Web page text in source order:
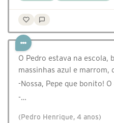
O Pedro estava na escola,
massinhas azul e marrom,
-Nossa, Pepe que bonito!
-…
(Pedro Henrique, 4 anos)